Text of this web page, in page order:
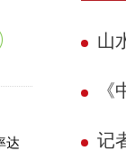
达
山
记